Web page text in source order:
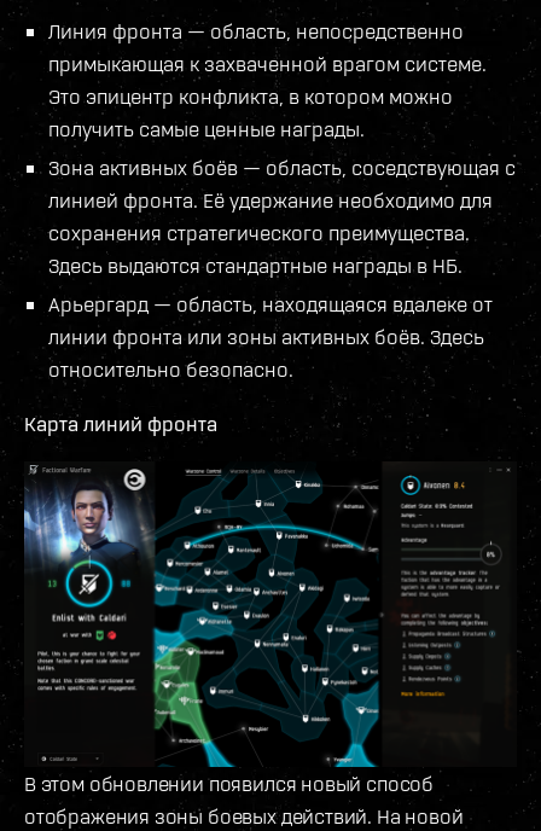
Линия фронта — область, непосредственно
примыкающая к захваченной врагом системе.
Это эпицентр конфликта, в котором можно
получить самые ценные награды.
Зона активных боёв — область, соседствующая с
линией фронта. Её удержание необходимо для
сохранения стратегического преимущества.
Здесь выдаются стандартные награды в НБ.
Арьергард — область, находящаяся вдалеке от
линии фронта или зоны активных боёв. Здесь
относительно безопасно.
Карта линий фронта
В этом обновлении появился новый способ
отображения зоны боевых действий. На новой